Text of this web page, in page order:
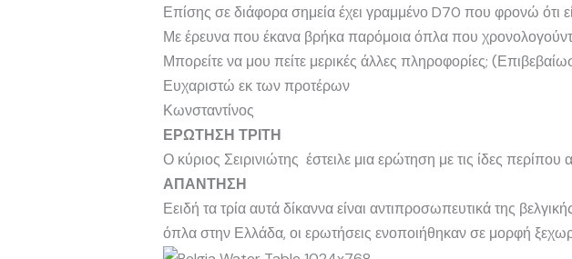
Επίσης σε διάφορα σημεία έχει γραμμένο D70 που φρονώ ότι
Με έρευνα που έκανα βρήκα παρόμοια όπλα που
Μπορείτε να μου πείτε μερικές άλλες πληροφορίες;
Ευχαριστώ εκ των προτέρων
Κωνσταντίνος
ΕΡΩΤΗΣΗ ΤΡΙΤΗ
Ο κύριος Σειρινιώτης έστειλε μια ερώτηση με τις ίδες
ΑΠΑΝΤΗΣΗ
Εειδή τα τρία αυτά δίκαννα είναι αντιπροσωπευτικά της
όπλα στην Ελλάδα, οι ερωτήσεις ενοποιήθηκαν σε μορφή